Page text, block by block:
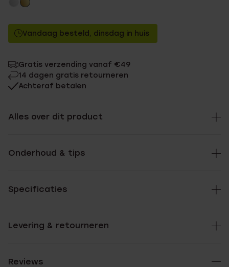
Vandaag besteld, dinsdag in huis
Gratis verzending vanaf €49
14 dagen gratis retourneren
Achteraf betalen
Alles over dit product
Onderhoud & tips
Specificaties
Levering & retourneren
Reviews